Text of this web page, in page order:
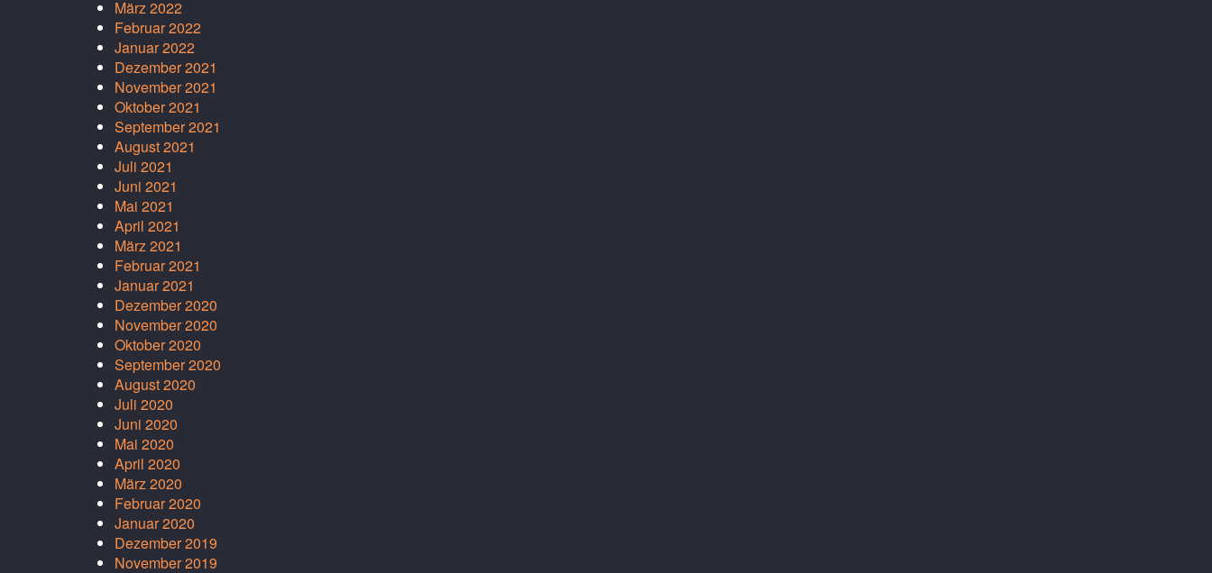
März 2022
Februar 2022
Januar 2022
Dezember 2021
November 2021
Oktober 2021
September 2021
August 2021
Juli 2021
Juni 2021
Mai 2021
April 2021
März 2021
Februar 2021
Januar 2021
Dezember 2020
November 2020
Oktober 2020
September 2020
August 2020
Juli 2020
Juni 2020
Mai 2020
April 2020
März 2020
Februar 2020
Januar 2020
Dezember 2019
November 2019